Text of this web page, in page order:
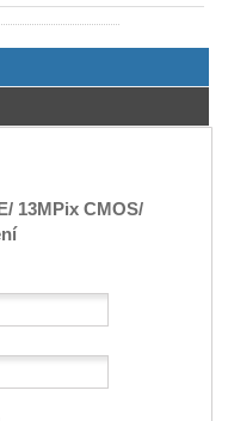
13MPix CMOS/